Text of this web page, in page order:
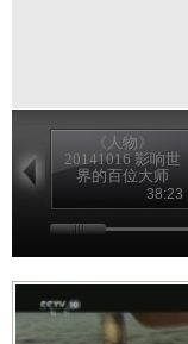
《人物》
20141016 影响世
界的百位大师
——达-芬奇38:23